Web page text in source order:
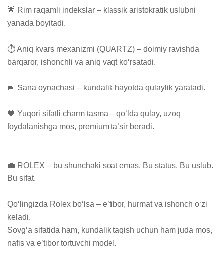
🌟 Rim raqamli indekslar – klassik aristokratik uslubni
yanada boyitadi.
⏱️ Aniq kvars mexanizmi (QUARTZ) – doimiy ravishda
barqaror, ishonchli va aniq vaqt ko‘rsatadi.
📅 Sana oynachasi – kundalik hayotda qulaylik yaratadi.
🖤 Yuqori sifatli charm tasma – qo‘lda qulay, uzoq
foydalanishga mos, premium ta’sir beradi.
💼 ROLEX – bu shunchaki soat emas. Bu status. Bu uslub.
Bu sifat.
Qo‘lingizda Rolex bo‘lsa – e’tibor, hurmat va ishonch o‘zi
keladi.
Sovg‘a sifatida ham, kundalik taqish uchun ham juda mos,
nafis va e’tibor tortuvchi model.